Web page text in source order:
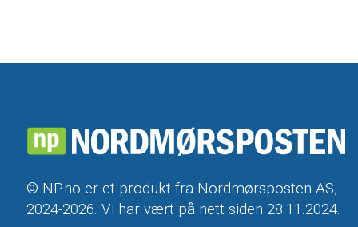
© NP.no er et produkt fra Nordmørsposten AS,
2024-2026. Vi har vært på nett siden 28.11.2024.